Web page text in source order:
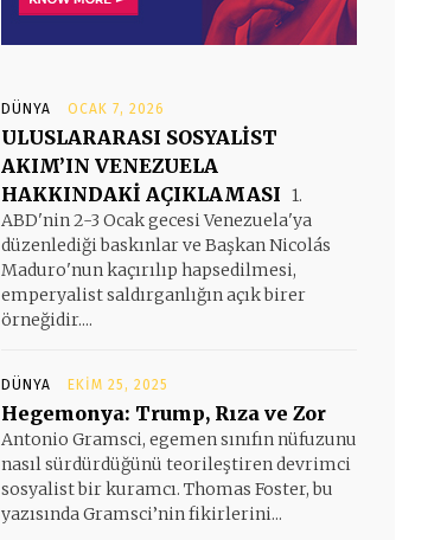
DÜNYA OCAK 7, 2026
ULUSLARARASI SOSYALİST
AKIM’IN VENEZUELA
HAKKINDAKİ AÇIKLAMASI 1.
ABD'nin 2-3 Ocak gecesi Venezuela'ya
düzenlediği baskınlar ve Başkan Nicolás
Maduro'nun kaçırılıp hapsedilmesi,
emperyalist saldırganlığın açık birer
örneğidir....
DÜNYA EKIM 25, 2025
Hegemonya: Trump, Rıza ve Zor
Antonio Gramsci, egemen sınıfın nüfuzunu
nasıl sürdürdüğünü teorileştiren devrimci
sosyalist bir kuramcı. Thomas Foster, bu
yazısında Gramsci’nin fikirlerini...